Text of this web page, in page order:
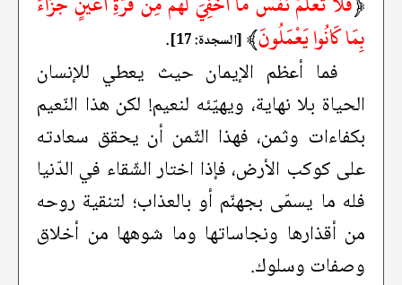
بِمَا كَانُوا يَعْمَلُونَ﴾ [السجدة: 17]
.
فما أعظم الإيمان حيث يعطي للإنسان
الحياة بلا نهاية، ويهيّئه لنعيم! لكن هذا النّعيم
بكفاءات وثمن، فهذا الثّمن أن يحقق سعادته
على كوكب الأرض، فإذا اختار الشّقاء في الدّنيا
فله ما يسمّى بجهنّم أو بالعذاب؛ لتنقية روحه
من أقذارها ونجاساتها وما شوهها من أخلاق
وصفات وسلوك.